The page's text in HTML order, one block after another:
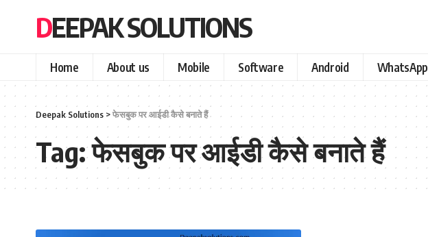
DEEPAK SOLUTIONS
Home About us Mobile Software Android WhatsApp
Deepak Solutions >फेसबुक पर आईडी कैसे बनाते हैं
Tag:फेसबुक पर आईडी कैसे बनाते हैं